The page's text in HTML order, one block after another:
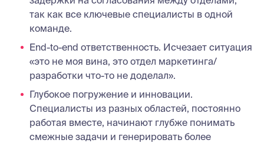
так как все ключевые специалисты в одной
команде.
End-to-end ответственность. Исчезает ситуация
«это не моя вина, это отдел маркетинга/
разработки что-то не доделал».
Глубокое погружение и инновации.
Специалисты из разных областей, постоянно
работая вместе, начинают глубже понимать
смежные задачи и генерировать более